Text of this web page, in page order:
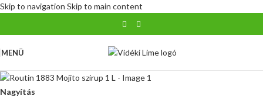
Skip to navigation Skip to main content
MENÜ
Nagyítás